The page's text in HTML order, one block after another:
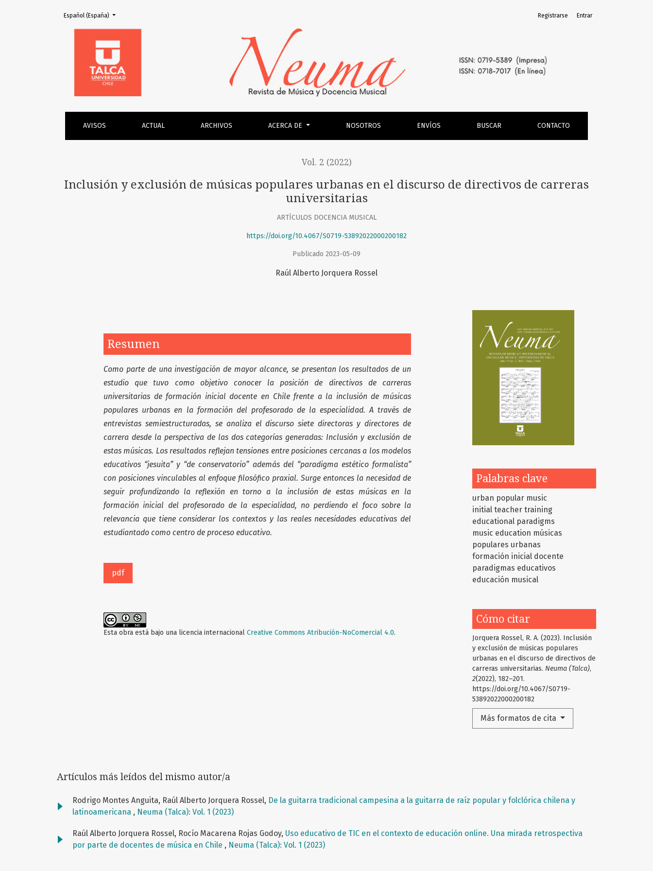
Inclusión y exclusión de músicas populares urbanas en el discurso de directivos de carreras universitarias
AVISOS ACTUAL ARCHIVOS ACERCA DE NOSOTROS ENVÍOS BUSCAR CONTACTO
Registrarse Entrar
Cambiar el idioma. El actual es:
Español (España)
Vol. 2 (2022)
Inclusión y exclusión de músicas populares urbanas en el discurso de directivos de carreras
universitarias
ARTÍCULOS DOCENCIA MUSICAL
https://doi.org/10.4067/S0719-53892022000200182
Publicado 2023-05-09
Raúl Alberto Jorquera Rossel
Palabras clave
urban popular music
initial teacher training
educational paradigms
music education músicas
populares urbanas
formación inicial docente
paradigmas educativos
educación musical
Cómo citar
Jorquera Rossel, R. A. (2023). Inclusión
y exclusión de músicas populares
urbanas en el discurso de directivos de
carreras universitarias. Neuma (Talca),
2(2022), 182–201.
https://doi.org/10.4067/S0719-
53892022000200182
Más formatos de cita
Resumen
Como parte de una investigación de mayor alcance, se presentan los resultados de un
estudio que tuvo como objetivo conocer la posición de directivos de carreras
universitarias de formación inicial docente en Chile frente a la inclusión de músicas
populares urbanas en la formación del profesorado de la especialidad. A través de
entrevistas semiestructuradas, se analiza el discurso siete directoras y directores de
carrera desde la perspectiva de las dos categorías generadas: Inclusión y exclusión de
estas músicas. Los resultados reflejan tensiones entre posiciones cercanas a los modelos
educativos “jesuita” y “de conservatorio” además del “paradigma estético formalista”
con posiciones vinculables al enfoque filosófico praxial. Surge entonces la necesidad de
seguir profundizando la reflexión en torno a la inclusión de estas músicas en la
formación inicial del profesorado de la especialidad, no perdiendo el foco sobre la
relevancia que tiene considerar los contextos y las reales necesidades educativas del
estudiantado como centro de proceso educativo.
pdf
Esta obra está bajo una licencia internacional Creative Commons Atribución-NoComercial 4.0.
Artículos más leídos del mismo autor/a
Rodrigo Montes Anguita, Raúl Alberto Jorquera Rossel, De la guitarra tradicional campesina a la guitarra de raíz popular y folclórica chilena y
latinoamericana , Neuma (Talca): Vol. 1 (2023)
Raúl Alberto Jorquera Rossel, Rocío Macarena Rojas Godoy, Uso educativo de TIC en el contexto de educación online. Una mirada retrospectiva
por parte de docentes de música en Chile , Neuma (Talca): Vol. 1 (2023)